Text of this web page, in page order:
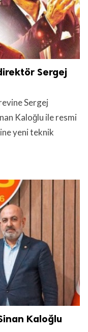
Sergej
Sergej
Kaloğlu ile resmi
yeni teknik
Kaloğlu